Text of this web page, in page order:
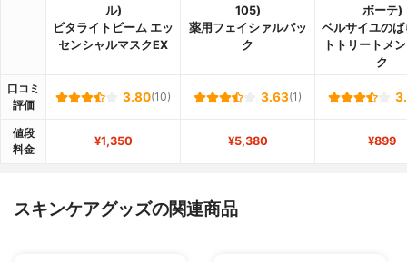
ル)
ビタライトビーム エッ
センシャルマスクEX
105)
薬用フェイシァルパッ
ク
ボーテ)
ベルサイユのば
トトリートメ
ク
口コミ
評価
3.80(10) 3.63(1)
値段
料金
¥1,350 ¥5,380 ¥899
スキンケアグッズの関連商品